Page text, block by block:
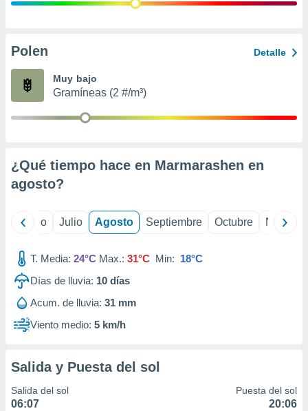
publicidad
de
Polen Detalle
Muy bajo
Gramíneas (2 #/m³)
¿Qué tiempo hace en Marmarashen en
agosto?
Junio Julio Agosto Septiembre Octubre
T. Media: 24°C Max.: 31°C Min: 18°C
Días de lluvia: 10 días
Acum. de lluvia: 31 mm
Viento medio: 5 km/h
Salida y Puesta del sol
Salida del sol
06:07
Puesta del sol
20:06